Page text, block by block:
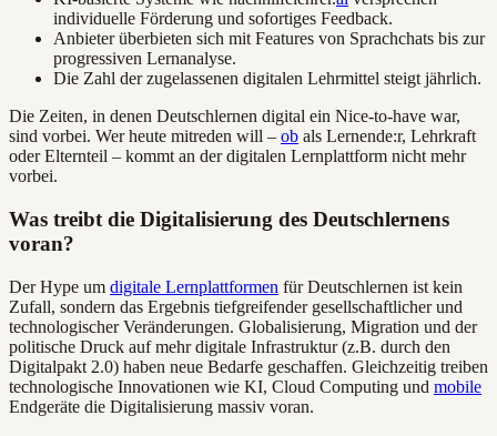
individuelle Förderung und sofortiges Feedback.
Anbieter überbieten sich mit Features von Sprachchats bis zur
progressiven Lernanalyse.
Die Zahl der zugelassenen digitalen Lehrmittel steigt jährlich.
Die Zeiten, in denen Deutschlernen digital ein Nice-to-have war,
sind vorbei. Wer heute mitreden will – ob als Lernende:r, Lehrkraft
oder Elternteil – kommt an der digitalen Lernplattform nicht mehr
vorbei.
Was treibt die Digitalisierung des Deutschlernens
voran?
Der Hype um digitale Lernplattformen für Deutschlernen ist kein
Zufall, sondern das Ergebnis tiefgreifender gesellschaftlicher und
technologischer Veränderungen. Globalisierung, Migration und der
politische Druck auf mehr digitale Infrastruktur (z.B. durch den
Digitalpakt 2.0) haben neue Bedarfe geschaffen. Gleichzeitig treiben
technologische Innovationen wie KI, Cloud Computing und mobile
Endgeräte die Digitalisierung massiv voran.